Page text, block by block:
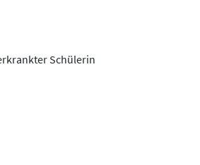
Schülerin